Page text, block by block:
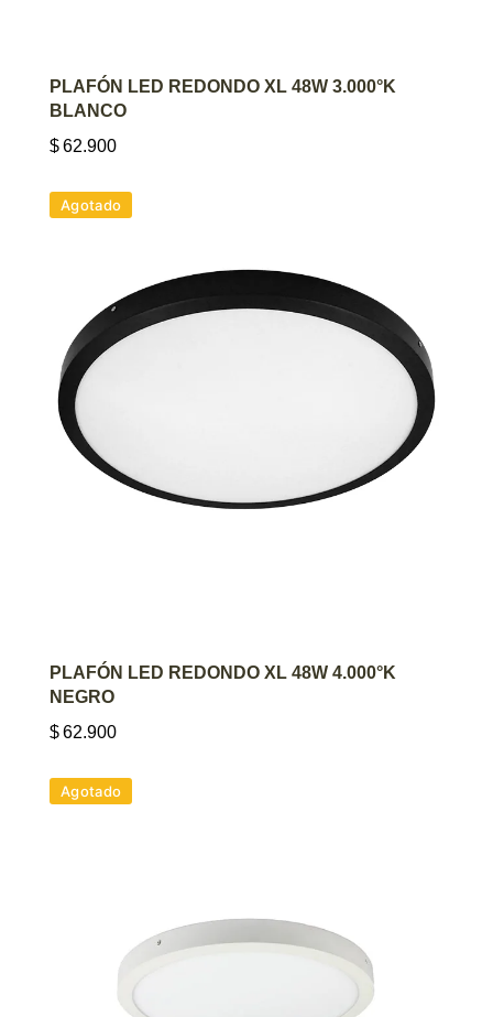
AGREGAR AL CARRITO
PLAFÓN LED REDONDO XL 48W 3.000°K
BLANCO
$62.900
Agotado
AGREGAR AL CARRITO
PLAFÓN LED REDONDO XL 48W 4.000°K
NEGRO
$62.900
Agotado